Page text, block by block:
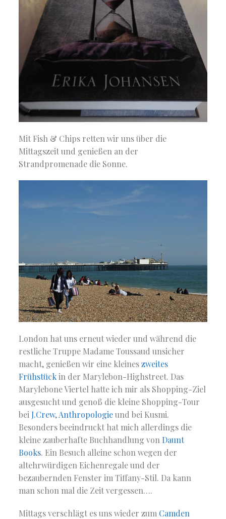
Mit Fish & Chips retten wir uns über die
Mittagszeit und genießen an der
Strandpromenade die Sonne.
London hat uns erneut wieder und während die
restliche Truppe Madame Toussaud unsicher
macht, genießen wir eine kleineszweites
Frühstückin der Marylebon-Highstreet. Das
Marylebone Viertel hatte ich mir als Shopping-Ziel
ausgesucht und genoß die kleine Shopping-Tour
bei J.Crew,Anthropologieund bei Kusmi.
Besonders beeindruckt hat mich allerdings die
kleine zauberhafte Buchhandlung von Daunt
Books. Ein Besuch alleine schon wegen der
altehrwürdigen Eichenregale und der
bezaubernden Fenster im Tiffany-Stil. Da kann
man schon mal die Zeit vergessen….
Mittags verschlägt es uns wieder zum Camden